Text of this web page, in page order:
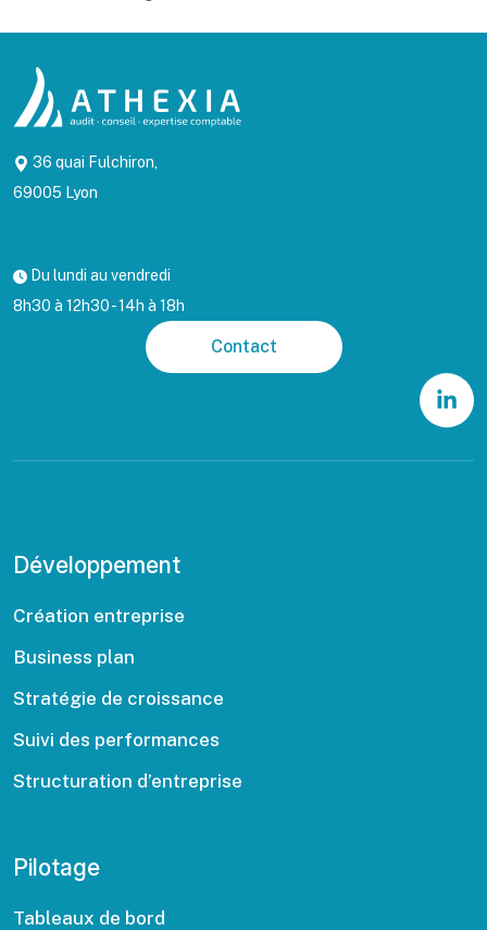
36 quai Fulchiron,
69005 Lyon
Du lundi au vendredi
8h30 à 12h30 - 14h à 18h
Contact
Développement
Création entreprise
Business plan
Stratégie de croissance
Suivi des performances
Structuration d’entreprise
Pilotage
Tableaux de bord